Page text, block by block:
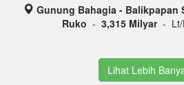
Gunung Bahagia - Balikpapan
Ruko - 3,315 Milyar - Lt/
Lihat Lebih